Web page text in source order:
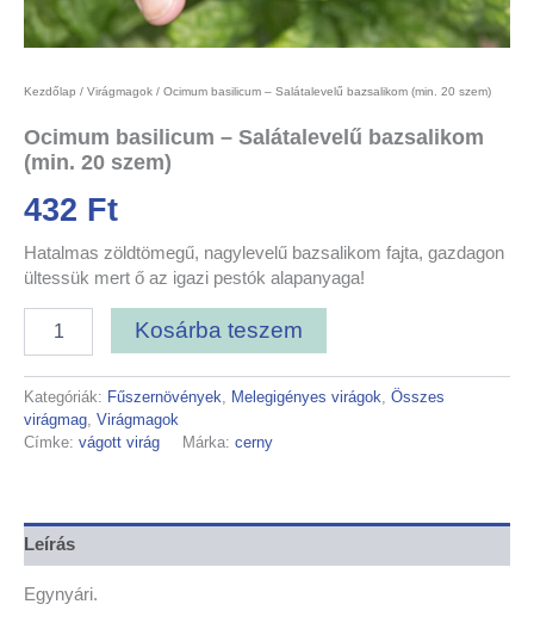
Kezdőlap / Virágmagok / Ocimum basilicum – Salátalevelű bazsalikom (min. 20 szem)
Ocimum basilicum – Salátalevelű bazsalikom
(min. 20 szem)
432 Ft
Hatalmas zöldtömegű, nagylevelű bazsalikom fajta, gazdagon
ültessük mert ő az igazi pestók alapanyaga!
Kosárba teszem
Kategóriák: Fűszernövények Melegigényes virágok Összes
virágmag Virágmagok
Címke: vágott virág Márka: cerny
Leírás
Egynyári.